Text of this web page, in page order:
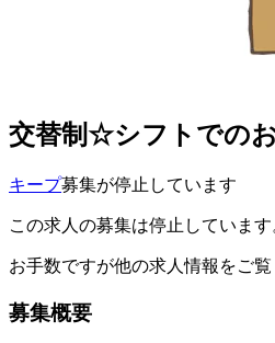
交替制☆シフトでの
キープ募集が停止しています
この求人の募集は停止しています
お手数ですが他の求人情報をご覧
募集概要